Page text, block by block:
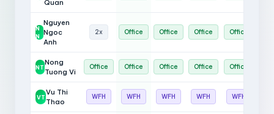
Quan
N
N
Nguyen
Ngoc
Anh
2x Office Office Office Office
NT
Nong
Tuong Vi
Office Office Office Office Office
VT
Vu Thi
Thao
WFH WFH WFH WFH WFH